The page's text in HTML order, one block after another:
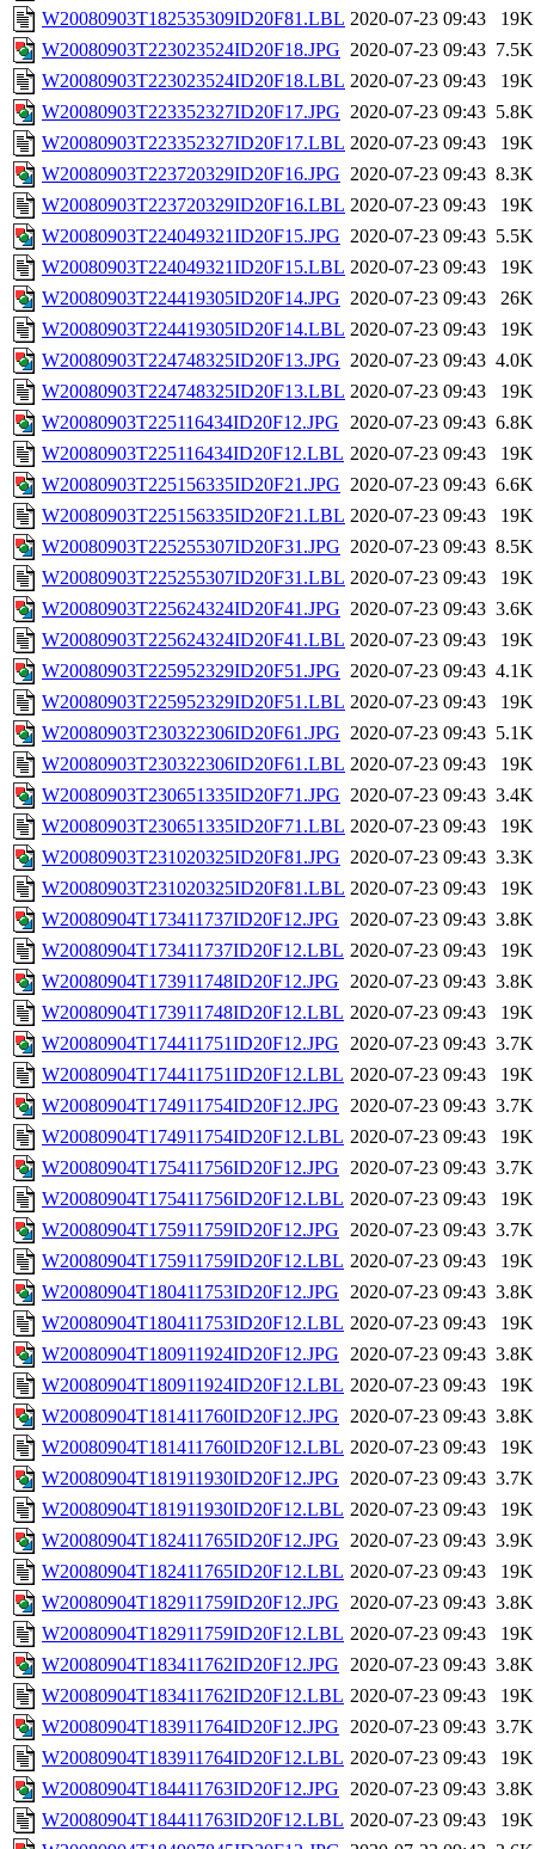
W20080903T182535309ID20F81.LBL 2020-07-23 09:43
19K
W20080903T223023524ID20F18.JPG 2020-07-23 09:43 7.5K
W20080903T223023524ID20F18.LBL 2020-07-23 09:43
19K
W20080903T223352327ID20F17.JPG 2020-07-23 09:43 5.8K
W20080903T223352327ID20F17.LBL 2020-07-23 09:43
19K
W20080903T223720329ID20F16.JPG 2020-07-23 09:43 8.3K
W20080903T223720329ID20F16.LBL 2020-07-23 09:43
19K
W20080903T224049321ID20F15.JPG 2020-07-23 09:43 5.5K
W20080903T224049321ID20F15.LBL 2020-07-23 09:43
19K
W20080903T224419305ID20F14.JPG 2020-07-23 09:43
26K
W20080903T224419305ID20F14.LBL 2020-07-23 09:43
19K
W20080903T224748325ID20F13.JPG 2020-07-23 09:43 4.0K
W20080903T224748325ID20F13.LBL 2020-07-23 09:43
19K
W20080903T225116434ID20F12.JPG 2020-07-23 09:43 6.8K
W20080903T225116434ID20F12.LBL 2020-07-23 09:43
19K
W20080903T225156335ID20F21.JPG 2020-07-23 09:43 6.6K
W20080903T225156335ID20F21.LBL 2020-07-23 09:43
19K
W20080903T225255307ID20F31.JPG 2020-07-23 09:43 8.5K
W20080903T225255307ID20F31.LBL 2020-07-23 09:43
19K
W20080903T225624324ID20F41.JPG 2020-07-23 09:43 3.6K
W20080903T225624324ID20F41.LBL 2020-07-23 09:43
19K
W20080903T225952329ID20F51.JPG 2020-07-23 09:43 4.1K
W20080903T225952329ID20F51.LBL 2020-07-23 09:43
19K
W20080903T230322306ID20F61.JPG 2020-07-23 09:43 5.1K
W20080903T230322306ID20F61.LBL 2020-07-23 09:43
19K
W20080903T230651335ID20F71.JPG 2020-07-23 09:43 3.4K
W20080903T230651335ID20F71.LBL 2020-07-23 09:43
19K
W20080903T231020325ID20F81.JPG 2020-07-23 09:43 3.3K
W20080903T231020325ID20F81.LBL 2020-07-23 09:43
19K
W20080904T173411737ID20F12.JPG 2020-07-23 09:43 3.8K
W20080904T173411737ID20F12.LBL 2020-07-23 09:43
19K
W20080904T173911748ID20F12.JPG 2020-07-23 09:43 3.8K
W20080904T173911748ID20F12.LBL 2020-07-23 09:43
19K
W20080904T174411751ID20F12.JPG 2020-07-23 09:43 3.7K
W20080904T174411751ID20F12.LBL 2020-07-23 09:43
19K
W20080904T174911754ID20F12.JPG 2020-07-23 09:43 3.7K
W20080904T174911754ID20F12.LBL 2020-07-23 09:43
19K
W20080904T175411756ID20F12.JPG 2020-07-23 09:43 3.7K
W20080904T175411756ID20F12.LBL 2020-07-23 09:43
19K
W20080904T175911759ID20F12.JPG 2020-07-23 09:43 3.7K
W20080904T175911759ID20F12.LBL 2020-07-23 09:43
19K
W20080904T180411753ID20F12.JPG 2020-07-23 09:43 3.8K
W20080904T180411753ID20F12.LBL 2020-07-23 09:43
19K
W20080904T180911924ID20F12.JPG 2020-07-23 09:43 3.8K
W20080904T180911924ID20F12.LBL 2020-07-23 09:43
19K
W20080904T181411760ID20F12.JPG 2020-07-23 09:43 3.8K
W20080904T181411760ID20F12.LBL 2020-07-23 09:43
19K
W20080904T181911930ID20F12.JPG 2020-07-23 09:43 3.7K
W20080904T181911930ID20F12.LBL 2020-07-23 09:43
19K
W20080904T182411765ID20F12.JPG 2020-07-23 09:43 3.9K
W20080904T182411765ID20F12.LBL 2020-07-23 09:43
19K
W20080904T182911759ID20F12.JPG 2020-07-23 09:43 3.8K
W20080904T182911759ID20F12.LBL 2020-07-23 09:43
19K
W20080904T183411762ID20F12.JPG 2020-07-23 09:43 3.8K
W20080904T183411762ID20F12.LBL 2020-07-23 09:43
19K
W20080904T183911764ID20F12.JPG 2020-07-23 09:43 3.7K
W20080904T183911764ID20F12.LBL 2020-07-23 09:43
19K
W20080904T184411763ID20F12.JPG 2020-07-23 09:43 3.8K
W20080904T184411763ID20F12.LBL 2020-07-23 09:43
19K